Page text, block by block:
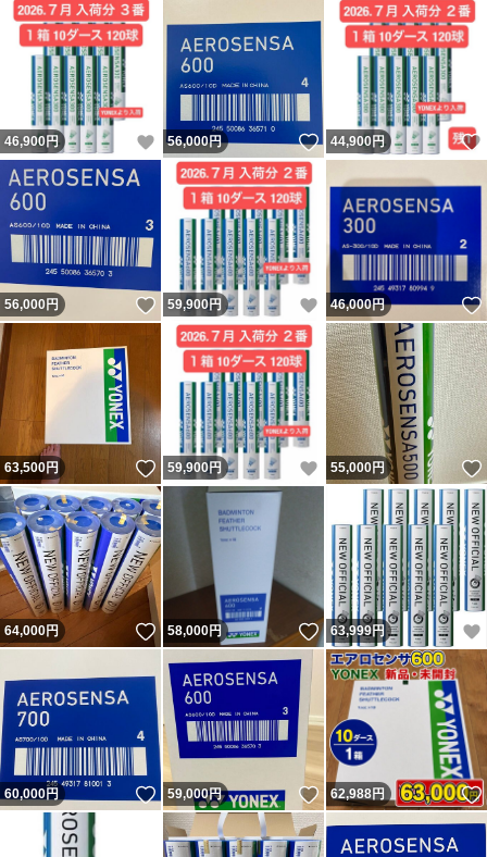
46,900円 いいね！
56,000円 いいね！
44,900円
56,000円 いいね！
59,900円 いいね！
46,000円
63,500円 いいね！
59,900円 いいね！
55,000円
64,000円 いいね！
58,000円 いいね！
63,999円
60,000円 いいね！
59,000円 いいね！
62,988円